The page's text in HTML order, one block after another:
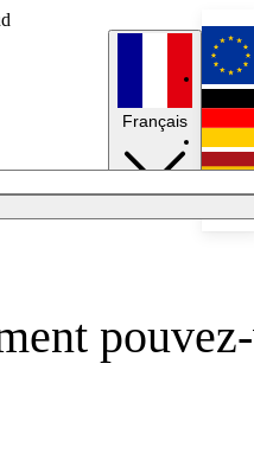
Français